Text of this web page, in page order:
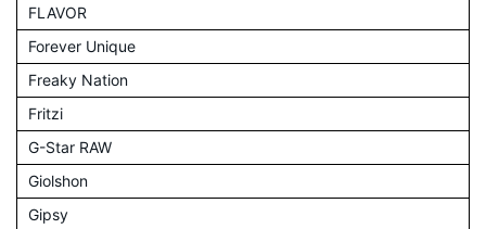
FLAVOR
Forever Unique
Freaky Nation
Fritzi
G-Star RAW
Giolshon
Gipsy